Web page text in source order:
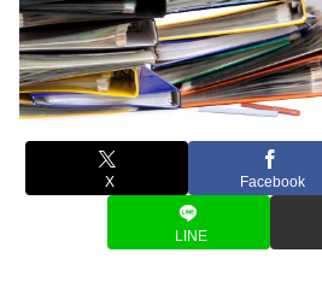
X Facebook
LINE